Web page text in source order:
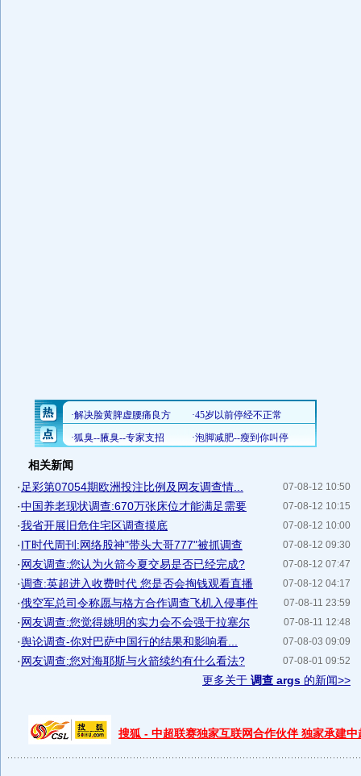
相关新闻
07-08-12 10:50
· 足彩第07054期欧洲投注比例及网友调查情...
07-08-12 10:15
·中国养老现状调查:670万张床位才能满足需要
07-08-12 10:00
·我省开展旧危住宅区调查摸底
07-08-12 09:30
·IT时代周刊:网络股神"带头大哥777"被抓调查
07-08-12 07:47
·网友调查:您认为火箭今夏交易是否已经完成?
07-08-12 04:17
·调查:英超进入收费时代 您是否会掏钱观看直播
07-08-11 23:59
·俄空军总司令称愿与格方合作调查飞机入侵事件
07-08-11 12:48
·网友调查:您觉得姚明的实力会不会强于拉塞尔
07-08-03 09:09
·舆论调查-你对巴萨中国行的结果和影响看...
07-08-01 09:52
·网友调查:您对海耶斯与火箭续约有什么看法?
更多关于 调查 args 的新闻>>
搜狐 - 中超联赛独家互联网合作伙伴 独家承建中